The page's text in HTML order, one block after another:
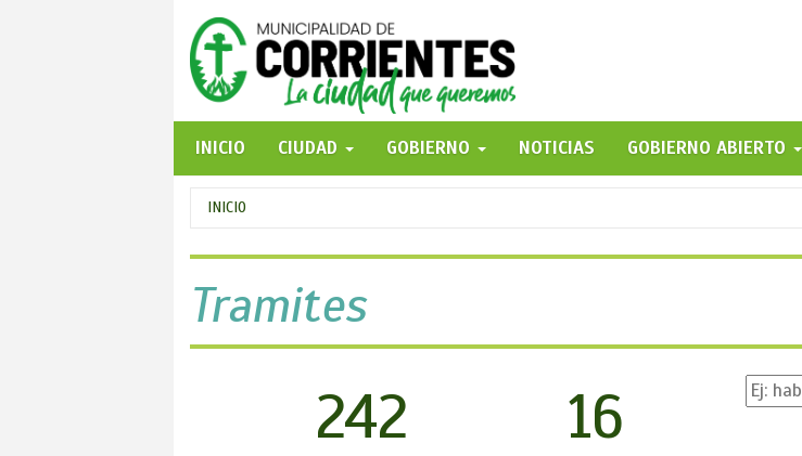
INICIO
CIUDAD GOBIERNO NOTICIAS GOBIERNO ABIERTO
Se
encuentra
usted
aquí
INICIO
Tramites
242 16